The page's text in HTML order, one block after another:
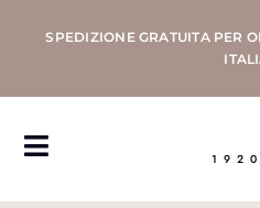
SPEDIZIONE GRATUITA PER
1920
Toggle